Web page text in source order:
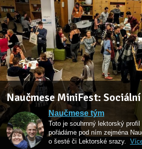
Naučmese MiniFest:
Naučmese tým
Toto je souhrnný lektorský
pořádáme pod ním zejména
o šesté či Lektorské srazy.